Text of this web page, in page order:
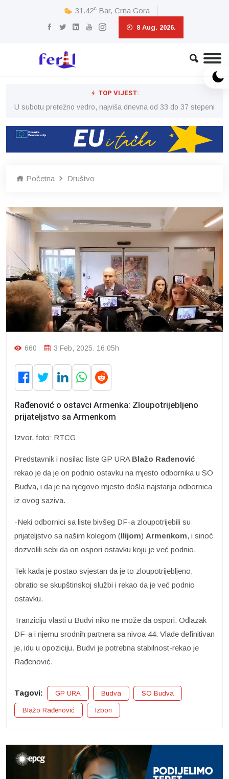
31.42c Bar, Crna Gora
8 Aug. 2026.
TOP VIJEST:
U subotu pretežno vedro, najviša dnevna od 33 do 37 stepeni
Početna Društvo
660 3 Feb, 2025. 16:05h
Rađenović o ostavci Armenka: Zloupotrijebljeno
prijateljstvo sa Armenkom
Izvor, foto: RTCG
Predstavnik i nosilac liste GP URA Blažo Rađenović
rekao je da je on podnio ostavku na mjesto odbornika u SO
Budva, i da je na njegovo mjesto došla najstarija odbornica
iz ovog saziva.
-Neki odbornici sa liste bivšeg DF-a zloupotrijebili su
prijateljstvo sa našim kolegom (Ilijom) Armenkom, i sinoć
dozvolili sebi da on ospori ostavku koju je već podnio.
Tek kada je postao svjestan da je to zloupotrijebljeno,
obratio se skupštinskoj službi i rekao da je već podnio
ostavku.
Tranziciju vlasti u Budvi niko ne može da ospori. Odlazak
DF-a i njemu srodnih partnera sa nivoa 44. Vlade definitivan
je, idu u opoziciju. Budvi je potrebna stabilnost-rekao je
Rađenović.
Tagovi: GP URA Budva SO Budva
Blažo Rađenović Izbori